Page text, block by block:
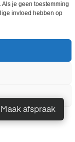
je geen toestemming
invloed hebben op